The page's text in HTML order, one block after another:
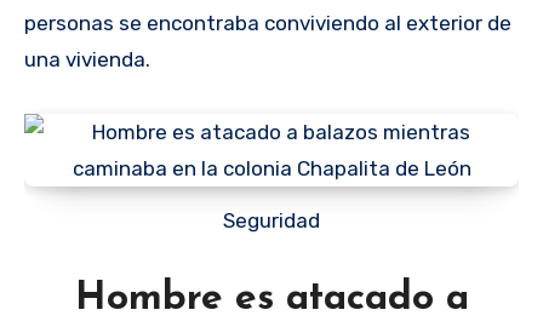
personas se encontraba conviviendo al exterior de
una vivienda.
Seguridad
Hombre es atacado a